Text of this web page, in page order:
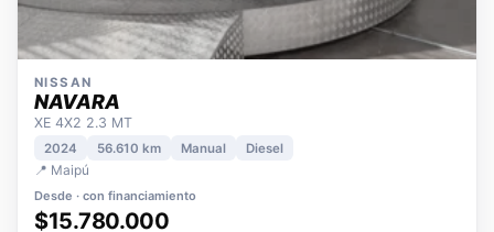
NISSAN
NAVARA
XE 4X2 2.3 MT
2024
📍 Maipú
Desde · con financiamiento